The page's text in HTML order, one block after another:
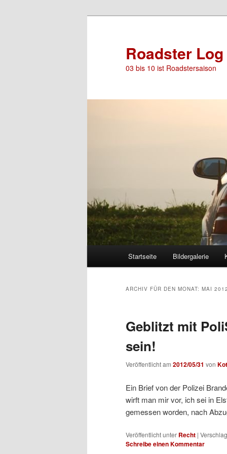
Roadster Log
03 bis 10 ist Roadstersaison
Zum
Zum
wechseln
Startseite Bildergalerie
ARCHIV FÜR DEN MONAT: MAI
Geblitzt mit
sein!
Veröffentlicht am 2012/05/31 von
Ein Brief von der Polizei
wirft man mir vor, ich sei in
gemessen worden, nach
Veröffentlicht unter Recht |
Schreibe einen Kommentar